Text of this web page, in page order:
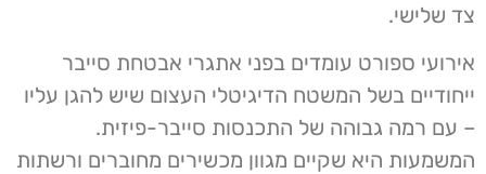
צד שלישי.
אירועי ספורט עומדים בפני אתגרי אבטחת סייבר
ייחודיים בשל המשטח הדיגיטלי העצום שיש להגן עליו
– עם רמה גבוהה של התכנסות סייבר-פיזית.
המשמעות היא שקיים מגוון מכשירים מחוברים ורשתות